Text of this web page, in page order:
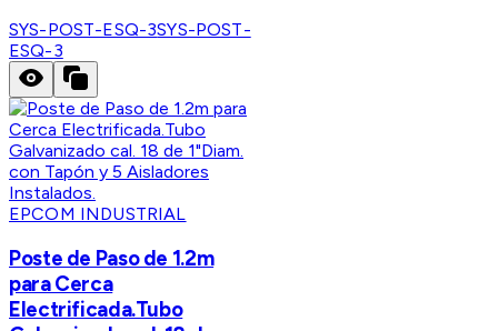
SYS-POST-ESQ-3SYS-POST-
ESQ-3
EPCOM INDUSTRIAL
Poste de Paso de 1.2m
para Cerca
Electrificada.Tubo